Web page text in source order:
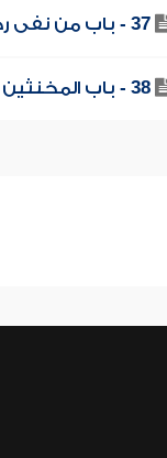
37 - باب من نفى رجلاً من قبيلته
38 - باب المخنثين